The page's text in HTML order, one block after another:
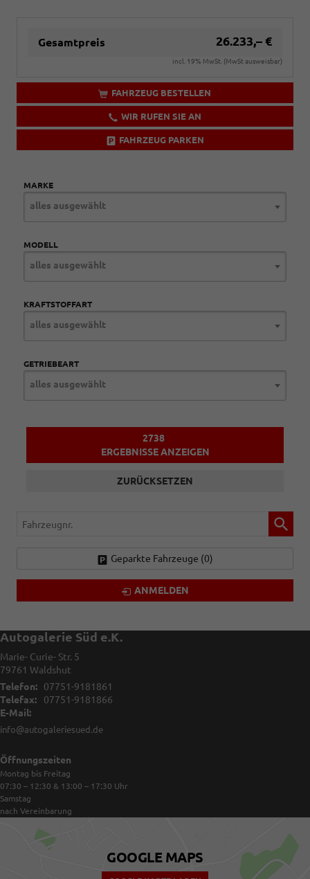
Gesamtpreis 26.233,– €
incl. 19% MwSt. (MwSt ausweisbar)
FAHRZEUG BESTELLEN
WIR RUFEN SIE AN
FAHRZEUG PARKEN
MARKE
alles ausgewählt
MODELL
alles ausgewählt
KRAFTSTOFFART
alles ausgewählt
GETRIEBEART
alles ausgewählt
2738
ERGEBNISSE ANZEIGEN
ZURÜCKSETZEN
Fahrzeugnr.
Geparkte Fahrzeuge (0)
ANMELDEN
Autogalerie Süd e.K.
Marie- Curie- Str. 5
79761 Waldshut
Telefon:
07751-9181861
Telefax:
07751-9181866
E-Mail:
info@autogaleriesued.de
Öffnungszeiten
Montag bis Freitag
07:30 – 12:30 & 13:00 – 17:30 Uhr
Samstag
nach Vereinbarung
GOOGLE MAPS